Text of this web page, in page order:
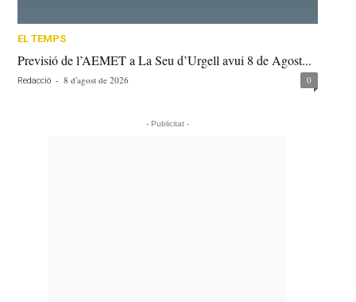
EL TEMPS
Previsió de l’AEMET a La Seu d’Urgell avui 8 de Agost...
Redacció - 8 d'agost de 2026 0
- Publicitat -